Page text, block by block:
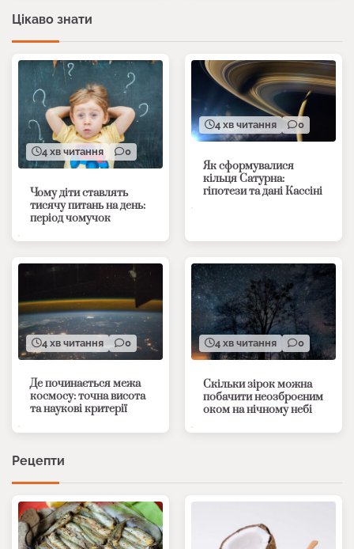
Цікаво знати
4 хв читання 0
Чому діти ставлять
тисячу питань на день:
період чомучок
4 хв читання 0
Як сформувалися
кільця Сатурна:
гіпотези та дані Кассіні
4 хв читання 0
Де починається межа
космосу: точна висота
та наукові критерії
4 хв читання 0
Скільки зірок можна
побачити неозброєним
оком на нічному небі
Рецепти